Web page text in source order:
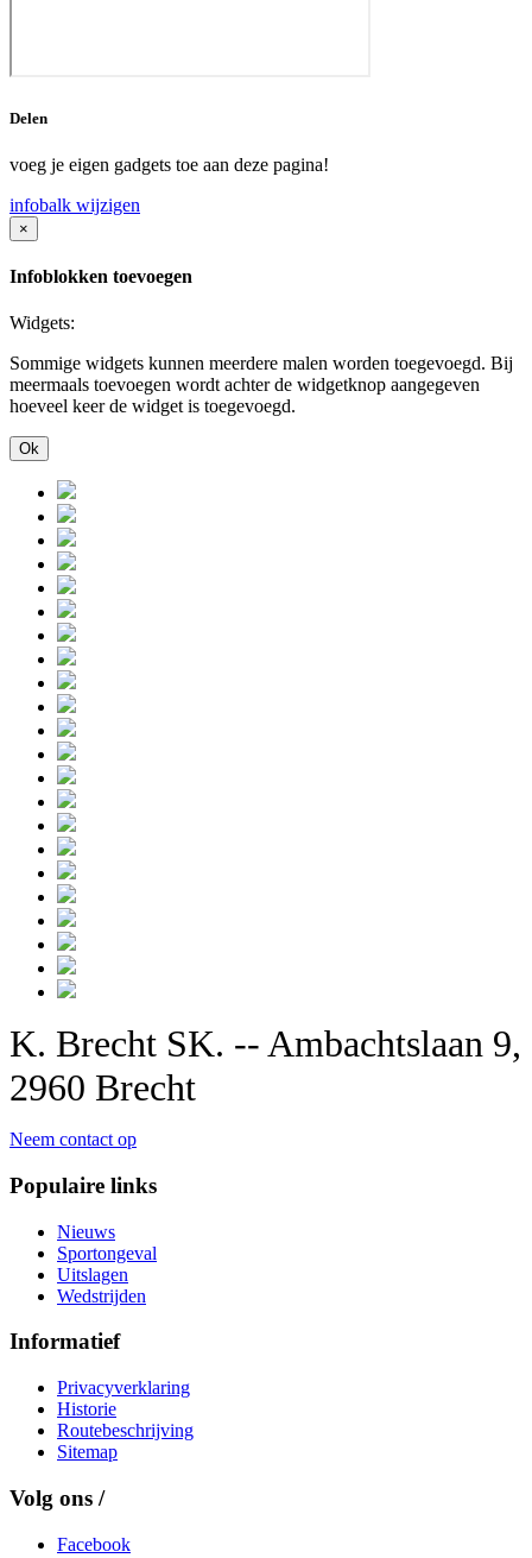
Delen
voeg je eigen gadgets toe aan deze pagina!
infobalk wijzigen
×
Infoblokken toevoegen
Widgets:
Sommige widgets kunnen meerdere malen worden toegevoegd. Bij
meermaals toevoegen wordt achter de widgetknop aangegeven
hoeveel keer de widget is toegevoegd.
Ok
K. Brecht SK. -- Ambachtslaan 9,
2960 Brecht
Neem contact op
Populaire links
Nieuws
Sportongeval
Uitslagen
Wedstrijden
Informatief
Privacyverklaring
Historie
Routebeschrijving
Sitemap
Volg ons /
Facebook